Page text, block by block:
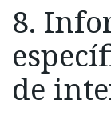
8.
de